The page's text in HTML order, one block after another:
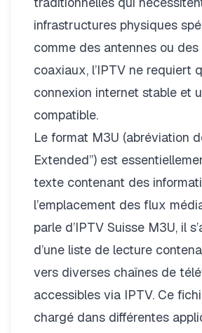
infrastructures physiques
comme des antennes ou
coaxiaux, l’IPTV ne requiert
connexion internet stable et
compatible.
Le format M3U (abréviation
Extended”) est
texte contenant des
l’emplacement des flux
parle d’IPTV Suisse M3U, il
d’une liste de lecture
vers diverses chaînes de
accessibles via IPTV. Ce
chargé dans différentes